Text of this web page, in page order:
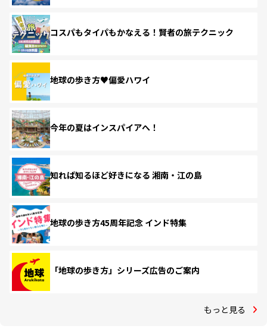
コスパもタイパもかなえる！賢者の旅テクニック
地球の歩き方♥偏愛ハワイ
今年の夏はインスパイアへ！
知れば知るほど好きになる 湘南・江の島
地球の歩き方45周年記念 インド特集
「地球の歩き方」シリーズ広告のご案内
もっと見る